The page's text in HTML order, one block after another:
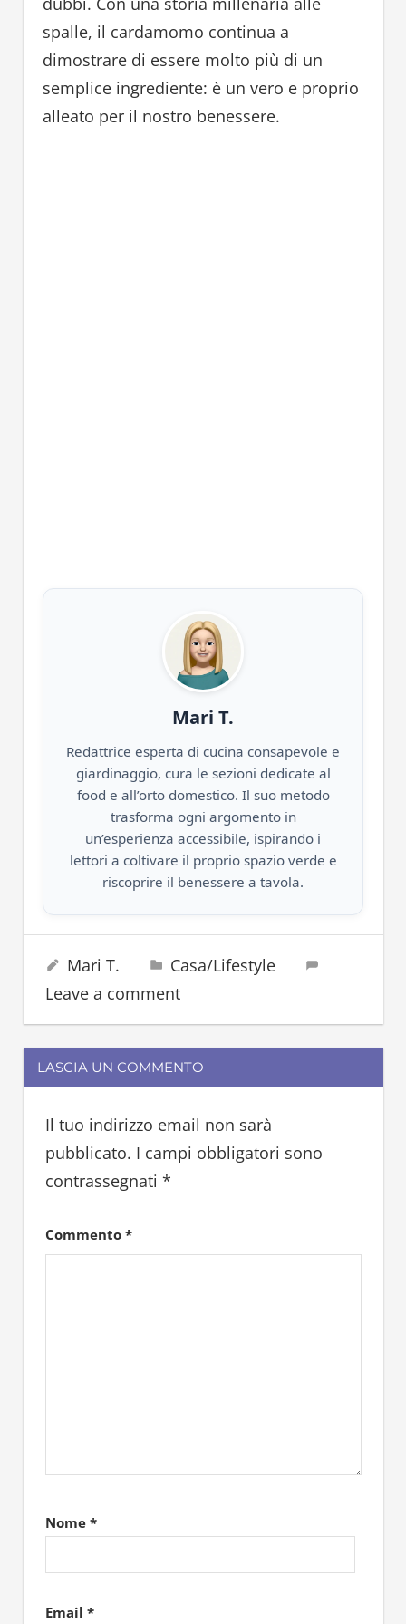
spalle, il cardamomo continua a
dimostrare di essere molto più di un
semplice ingrediente: è un vero e proprio
alleato per il nostro benessere.
Mari T.
Redattrice esperta di cucina consapevole e
giardinaggio, cura le sezioni dedicate al
food e all’orto domestico. Il suo metodo
trasforma ogni argomento in
un’esperienza accessibile, ispirando i
lettori a coltivare il proprio spazio verde e
riscoprire il benessere a tavola.
erbe
piante
spezie
27 Agosto 2024
Mari T.
Casa/Lifestyle
Leave a comment
LASCIA UN COMMENTO
Il tuo indirizzo email non sarà
pubblicato. I campi obbligatori sono
contrassegnati *
Commento *
Nome *
Email *